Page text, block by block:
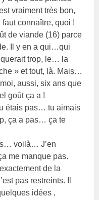
vraiment très bon,
connaître, quoi !
de viande (16) parce
Il y en a qui…qui
trop, le… la
» et tout, là. Mais…
aussi, six ans que
goût ça a !
étais pas… tu aimais
ça a pas… ça te
voilà… J’en
me manque pas.
de la
pas restreints. Il
idées ,